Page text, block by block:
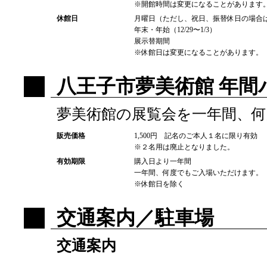
※開館時間は変更になることがあります
休館日
月曜日（ただし、祝日、振替休日の場合
年末・年始（12/29〜1/3）
展示替期間
※休館日は変更になることがあります。
八王子市夢美術館 年
夢美術館の展覧会を一年間、
販売価格
1,500円 記名のご本人１名に限り有効
※２名用は廃止となりました。
有効期限
購入日より一年間
一年間、何度でもご入場いただけます。
※休館日を除く
交通案内／駐車場
交通案内